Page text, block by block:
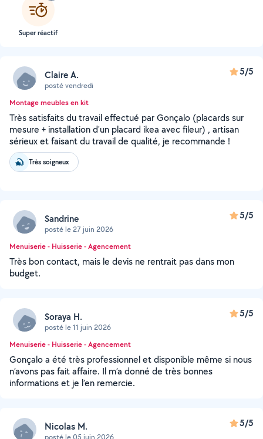
Super réactif
Claire A.
posté vendredi
5/5
Montage meubles en kit
Très satisfaits du travail effectué par Gonçalo (placards sur
mesure + installation d'un placard ikea avec fileur) , artisan
sérieux et faisant du travail de qualité, je recommande !
Très soigneux
Sandrine
posté le 27 juin 2026
5/5
Menuiserie - Huisserie - Agencement
Très bon contact, mais le devis ne rentrait pas dans mon
budget.
Soraya H.
posté le 11 juin 2026
5/5
Menuiserie - Huisserie - Agencement
Gonçalo a été très professionnel et disponible même si nous
n’avons pas fait affaire. Il m’a donné de très bonnes
informations et je l’en remercie.
Nicolas M.
posté le 05 juin 2026
5/5